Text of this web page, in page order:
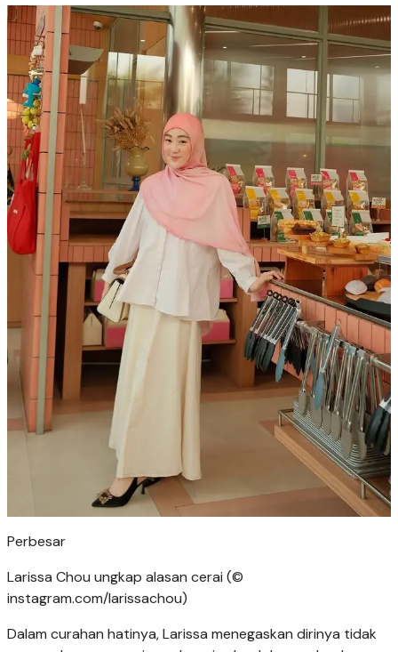
Perbesar
Larissa Chou ungkap alasan cerai (©
instagram.com/larissachou)
Dalam curahan hatinya, Larissa menegaskan dirinya tidak